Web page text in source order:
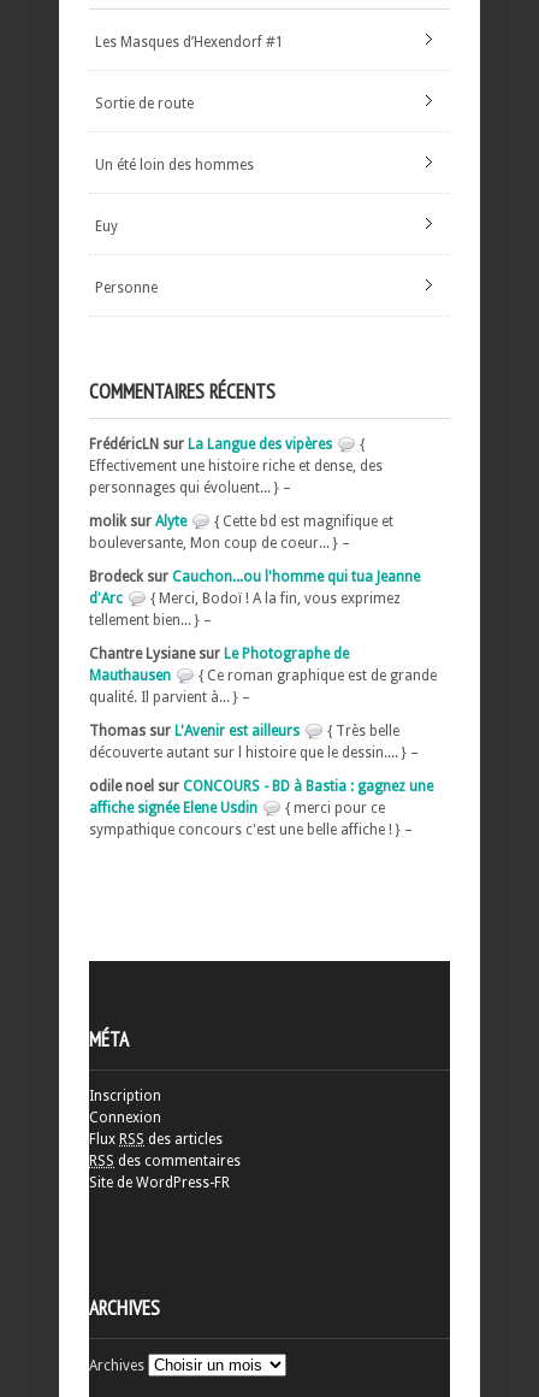
Les Masques d’Hexendorf #1
Sortie de route
Un été loin des hommes
Euy
Personne
COMMENTAIRES RÉCENTS
FrédéricLN sur La Langue des vipères
{
Effectivement une histoire riche et dense, des
personnages qui évoluent... } –
molik sur Alyte
{ Cette bd est magnifique et
bouleversante, Mon coup de coeur... } –
Brodeck sur Cauchon...ou l'homme qui tua Jeanne
d'Arc
{ Merci, Bodoï ! A la fin, vous exprimez
tellement bien... } –
Chantre Lysiane sur Le Photographe de
Mauthausen
{ Ce roman graphique est de grande
qualité. Il parvient à... } –
Thomas sur L'Avenir est ailleurs
{ Très belle
découverte autant sur l histoire que le dessin.... } –
odile noel sur CONCOURS - BD à Bastia : gagnez une
affiche signée Elene Usdin
{ merci pour ce
sympathique concours c'est une belle affiche ! } –
MÉTA
Inscription
Connexion
Flux RSS des articles
RSS des commentaires
Site de WordPress-FR
ARCHIVES
Archives